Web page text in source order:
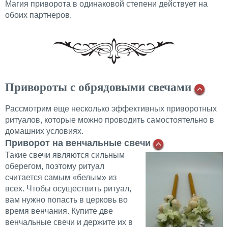
Магия приворота в одинаковой степени действует на
обоих партнеров.
Привороты с обрядовыми свечами
Рассмотрим еще несколько эффективных приворотных
ритуалов, которые можно проводить самостоятельно в
домашних условиях.
Приворот на венчальные свечи
Такие свечи являются сильным
оберегом, поэтому ритуал
считается самым «белым» из
всех. Чтобы осуществить ритуал,
вам нужно попасть в церковь во
время венчания. Купите две
венчальные свечи и держите их в